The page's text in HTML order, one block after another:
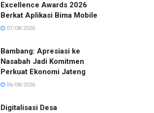
Excellence Awards 2026
Berkat Aplikasi Bima Mobile
07/08/2026
Bambang: Apresiasi ke
Nasabah Jadi Komitmen
Perkuat Ekonomi Jateng
06/08/2026
Digitalisasi Desa